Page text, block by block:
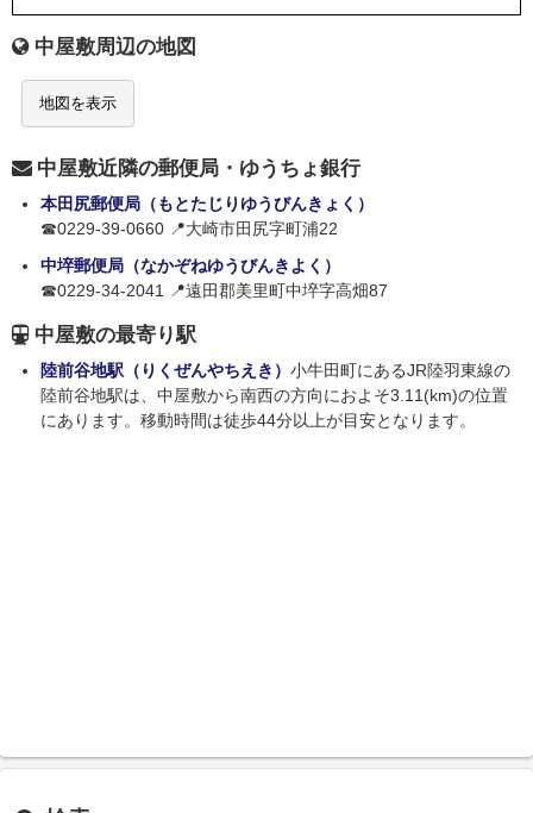
中屋敷周辺の地図
地図を表示
中屋敷近隣の郵便局・ゆうちょ銀行
本田尻郵便局（もとたじりゆうびんきょく）
☎0229-39-0660 📍大崎市田尻字町浦22
中埣郵便局（なかぞねゆうびんきよく）
☎0229-34-2041 📍遠田郡美里町中埣字高畑87
中屋敷の最寄り駅
陸前谷地駅（りくぜんやちえき） 小牛田町にあるJR陸羽東線の
陸前谷地駅は、中屋敷から南西の方向におよそ3.11(km)の位置
にあります。移動時間は徒歩44分以上が目安となります。